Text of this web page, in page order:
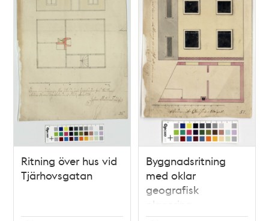
Ritning över hus vid
Tjärhovsgatan
Byggnadsritning
med oklar
geografisk
placering